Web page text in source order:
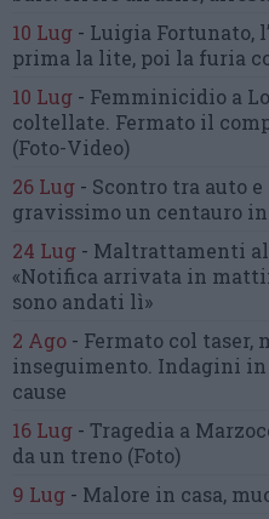
10 Lug - Luigia Fortunato,
prima la lite, poi la furia
10 Lug - Femminicidio a
coltellate. Fermato il
(Foto-Video)
26 Lug - Scontro tra auto
gravissimo un centauro
24 Lug - Maltrattamenti
«Notifica arrivata in
sono andati lì»
2 Ago - Fermato col taser,
inseguimento. Indagini in
cause
16 Lug - Tragedia a
da un treno (Foto)
9 Lug - Malore in casa,